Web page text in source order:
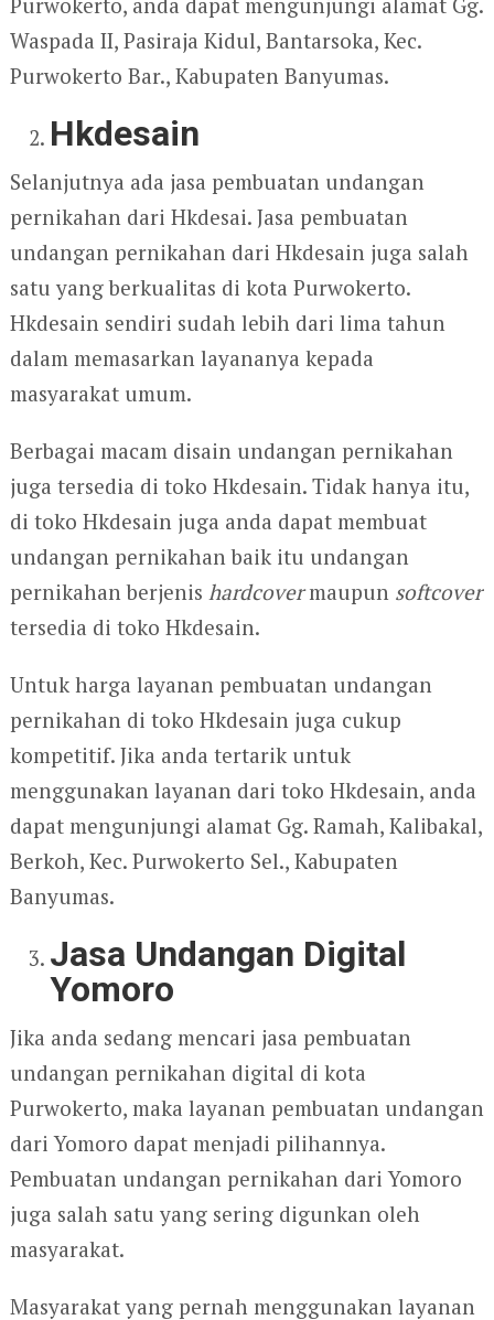
Waspada II, Pasiraja Kidul, Bantarsoka, Kec.
Purwokerto Bar., Kabupaten Banyumas.
Hkdesain
Selanjutnya ada jasa pembuatan undangan
pernikahan dari Hkdesai. Jasa pembuatan
undangan pernikahan dari Hkdesain juga salah
satu yang berkualitas di kota Purwokerto.
Hkdesain sendiri sudah lebih dari lima tahun
dalam memasarkan layananya kepada
masyarakat umum.
Berbagai macam disain undangan pernikahan
juga tersedia di toko Hkdesain. Tidak hanya itu,
di toko Hkdesain juga anda dapat membuat
undangan pernikahan baik itu undangan
pernikahan berjenis hardcovermaupun softcover
tersedia di toko Hkdesain.
Untuk harga layanan pembuatan undangan
pernikahan di toko Hkdesain juga cukup
kompetitif. Jika anda tertarik untuk
menggunakan layanan dari toko Hkdesain, anda
dapat mengunjungi alamat Gg. Ramah, Kalibakal,
Berkoh, Kec. Purwokerto Sel., Kabupaten
Banyumas.
Jasa Undangan Digital
Yomoro
Jika anda sedang mencari jasa pembuatan
undangan pernikahan digital di kota
Purwokerto, maka layanan pembuatan undangan
dari Yomoro dapat menjadi pilihannya.
Pembuatan undangan pernikahan dari Yomoro
juga salah satu yang sering digunkan oleh
masyarakat.
Masyarakat yang pernah menggunakan layanan